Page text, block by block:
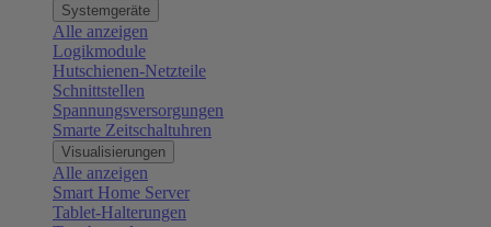
Systemgeräte
Alle anzeigen
Logikmodule
Hutschienen-Netzteile
Schnittstellen
Spannungsversorgungen
Smarte Zeitschaltuhren
Visualisierungen
Alle anzeigen
Smart Home Server
Tablet-Halterungen